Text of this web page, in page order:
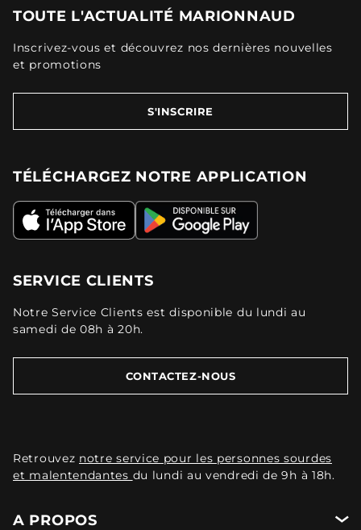
TOUTE L'ACTUALITÉ MARIONNAUD
Inscrivez-vous et découvrez nos dernières nouvelles
et promotions
S'INSCRIRE
TÉLÉCHARGEZ NOTRE APPLICATION
SERVICE CLIENTS
Notre Service Clients est disponible du lundi au
samedi de 08h à 20h.
CONTACTEZ-NOUS
Retrouvez notre service pour les personnes sourdes
et malentendantes du lundi au vendredi de 9h à 18h.
A PROPOS